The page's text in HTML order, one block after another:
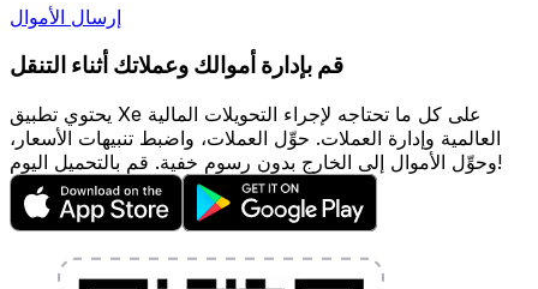
إرسال الأموال
قم بإدارة أموالك وعملاتك أثناء التنقل
يحتوي تطبيق Xe على كل ما تحتاجه لإجراء التحويلات المالية
العالمية وإدارة العملات. حوِّل العملات، واضبط تنبيهات الأسعار،
وحوِّل الأموال إلى الخارج بدون رسوم خفية. قم بالتحميل اليوم!